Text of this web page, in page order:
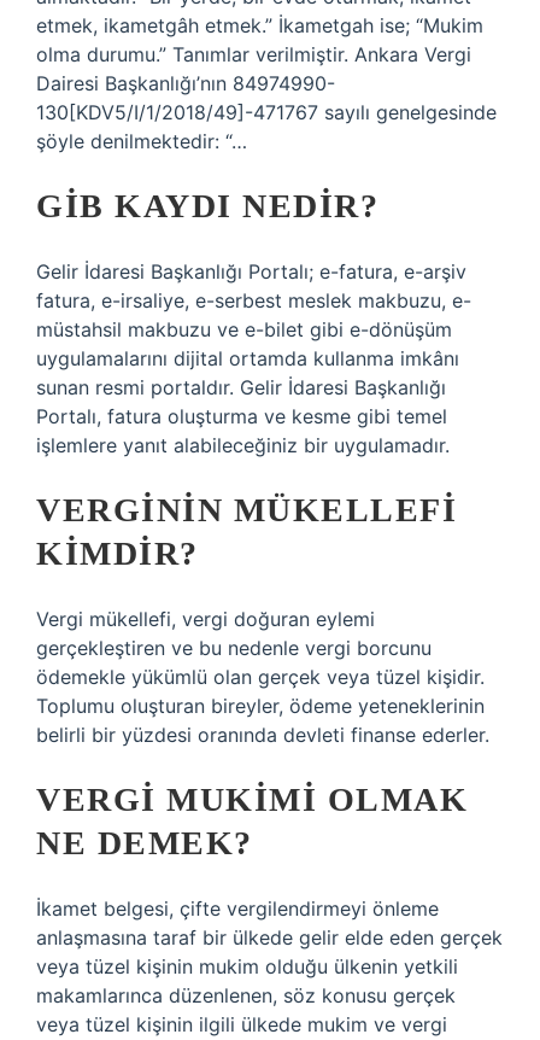
etmek, ikametgâh etmek.” İkametgah ise; “Mukim
olma durumu.” Tanımlar verilmiştir. Ankara Vergi
Dairesi Başkanlığı’nın 84974990-
130[KDV5/I/1/2018/49]-471767 sayılı genelgesinde
şöyle denilmektedir: “…
GİB KAYDI NEDIR?
Gelir İdaresi Başkanlığı Portalı; e-fatura, e-arşiv
fatura, e-irsaliye, e-serbest meslek makbuzu, e-
müstahsil makbuzu ve e-bilet gibi e-dönüşüm
uygulamalarını dijital ortamda kullanma imkânı
sunan resmi portaldır. Gelir İdaresi Başkanlığı
Portalı, fatura oluşturma ve kesme gibi temel
işlemlere yanıt alabileceğiniz bir uygulamadır.
VERGININ MÜKELLEFI
KIMDIR?
Vergi mükellefi, vergi doğuran eylemi
gerçekleştiren ve bu nedenle vergi borcunu
ödemekle yükümlü olan gerçek veya tüzel kişidir.
Toplumu oluşturan bireyler, ödeme yeteneklerinin
belirli bir yüzdesi oranında devleti finanse ederler.
VERGI MUKIMI OLMAK
NE DEMEK?
İkamet belgesi, çifte vergilendirmeyi önleme
anlaşmasına taraf bir ülkede gelir elde eden gerçek
veya tüzel kişinin mukim olduğu ülkenin yetkili
makamlarınca düzenlenen, söz konusu gerçek
veya tüzel kişinin ilgili ülkede mukim ve vergi